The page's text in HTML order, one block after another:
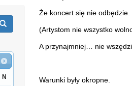
N
Że koncert się nie odbędzie.
(Artystom nie wszystko
A przynajmniej… nie
Warunki były okropne.